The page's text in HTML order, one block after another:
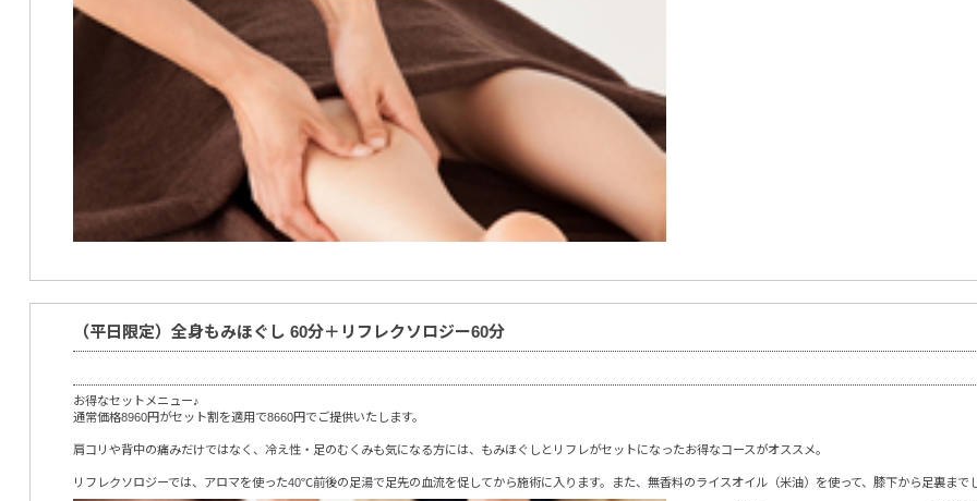
（平日限定）全身もみほぐし 60分＋リフレクソロジー60分
お得なセットメニュー♪
通常価格8960円がセット割を適用で8660円でご提供いたします。
肩コリや背中の痛みだけではなく、冷え性・足のむくみも気になる方には、もみほぐしとリフレがセットになったお得なコースがオススメ。
リフレクソロジーでは、アロマを使った40℃前後の足湯で足先の血流を促してから施術に入ります。また、無香料のライスオイル（米油）を使って、膝下から足裏ま